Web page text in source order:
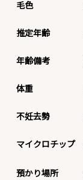
毛色
推定年齢
年齢備考
体重
不妊去勢
マイクロチップ
預かり場所